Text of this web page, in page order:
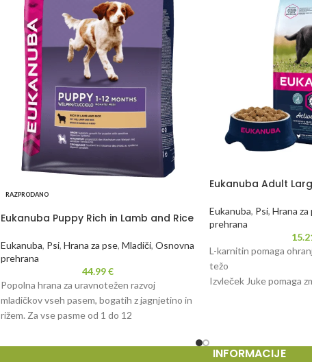
RAZPRODANO
Eukanuba Puppy Rich in Lamb and Rice
Eukanuba, Psi, Hrana za pse, Mladiči, Osnovna
prehrana
44.99€
Popolna hrana za uravnotežen razvoj
mladičkov vseh pasem, bogatih z jagnjetino in
rižem. Za vse pasme od 1 do 12
Eukanuba Adult
Eukanuba, Psi, Hrana za
prehrana
L-karnitin pomaga
težo
Izvleček Juke pomaga
Posebej zasnovana
INFORMACIJE